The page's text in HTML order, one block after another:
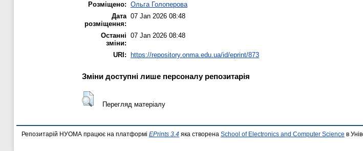
Розміщено: Ольга Голоперова
Дата
розміщення:
07 Jan 2026 08:48
Останні
зміни:
07 Jan 2026 08:48
URI: https://repository.onma.edu.ua/id/eprint/873
Зміни доступні лише персоналу репозитарія
Перегляд матеріалу
Репозитарій НУОМА працює на платформі EPrints 3.4 яка створена School of Electronics and Computer Science в